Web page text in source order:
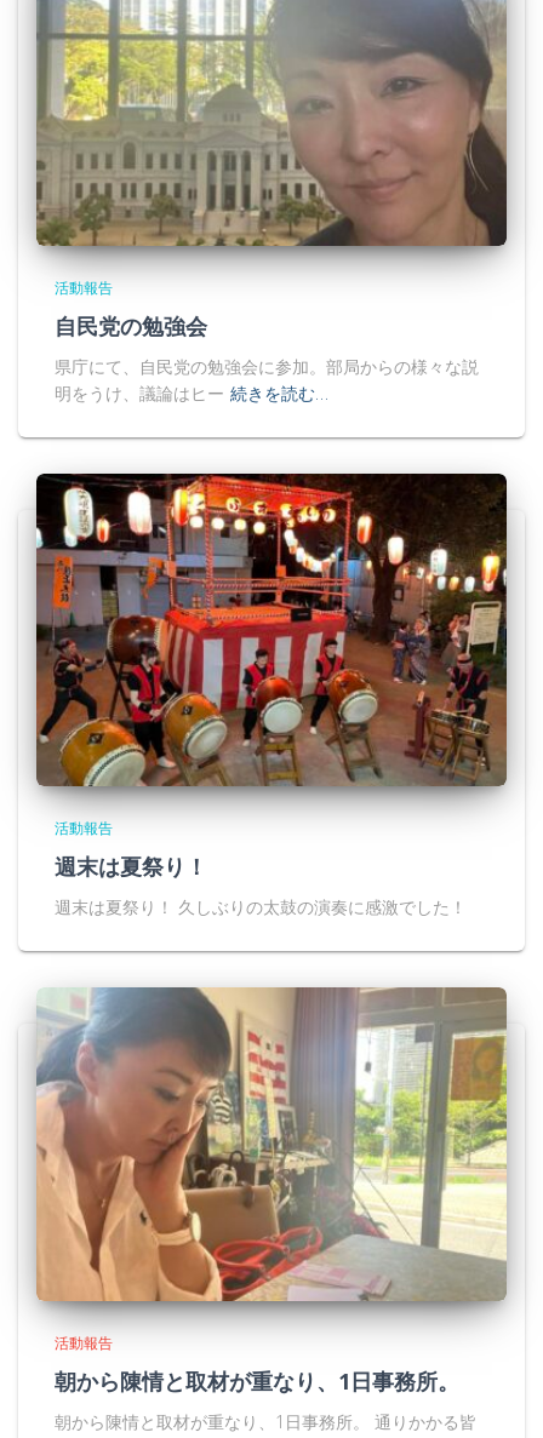
活動報告
自民党の勉強会
県庁にて、自民党の勉強会に参加。部局からの様々な説
明をうけ、議論はヒー 続きを読む…
活動報告
週末は夏祭り！
週末は夏祭り！ 久しぶりの太鼓の演奏に感激でした！
活動報告
朝から陳情と取材が重なり、1日事務所。
朝から陳情と取材が重なり、1日事務所。 通りかかる皆